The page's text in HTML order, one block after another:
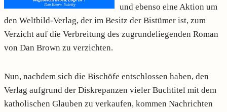
und ebenso eine Aktion um
den Weltbild-Verlag, der im Besitz der Bistümer ist, zum
Verzicht auf die Verbreitung des zugrundeliegenden Roman
von Dan Brown zu verzichten.
Nun, nachdem sich die Bischöfe entschlossen haben, den
Verlag aufgrund der Diskrepanzen vieler Buchtitel mit dem
katholischen Glauben zu verkaufen, kommen Nachrichten